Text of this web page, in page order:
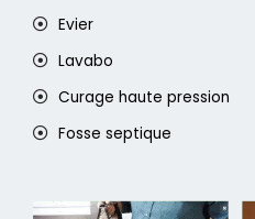
Evier
Lavabo
Curage haute pression
Fosse septique